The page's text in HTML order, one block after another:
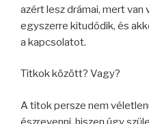
azért lesz drámai, mert
egyszerre kitudódik, és
a kapcsolatot.
Titkok között? Vagy?
A titok persze nem